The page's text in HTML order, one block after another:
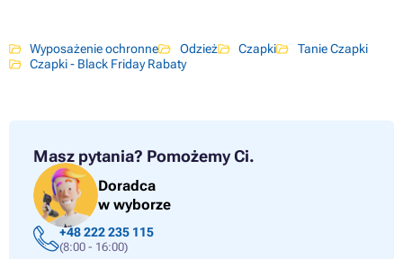
Wyposażenie ochronne Odzież Czapki
Tanie Czapki
Czapki - Black Friday Rabaty
Masz pytania? Pomożemy Ci.
Doradca
w wyborze
+48 222 235 115
(8:00 - 16:00)